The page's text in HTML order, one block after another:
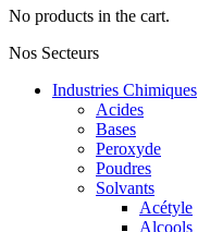
No products in the cart.
Nos Secteurs
Industries Chimiques
Acides
Bases
Peroxyde
Poudres
Solvants
Acétyle
Alcools